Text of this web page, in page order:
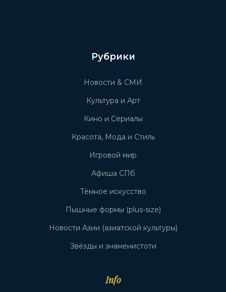
Рубрики
Новости & СМИ
Культура и Арт
Кино и Сериалы
Красота, Мода и Стиль
Игровой мир
Афиша СПб
Тёмное искусство
Пышные формы (plus-size)
Новости Азии (азиатской культуры)
Звёзды и знаменистоти
Info